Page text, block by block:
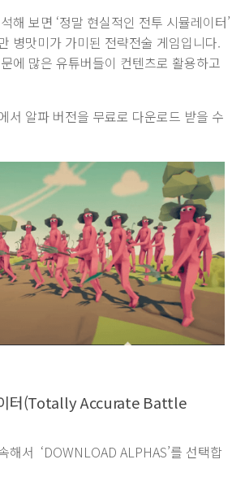
해 보면 ‘정말 현실적인 전투 시뮬레이터’
병맛미가 가미된 전략전술 게임입니다.
에 많은 유튜버들이 컨텐츠로 활용하고
서 알파 버전을 무료로 다운로드 받을 수
터(Totally Accurate Battle
해서 ‘DOWNLOAD ALPHAS’를 선택합